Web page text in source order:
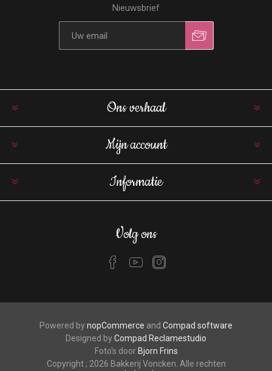
Nieuwsbrief
Ons verhaal
Mijn account
Informatie
Volg ons
Powered bynopCommerce and Compad software
Designed byCompad Reclamestudio
Foto's door Bjorn Frins
Copyright ; 2026 Bakkerij Voncken. Alle rechten